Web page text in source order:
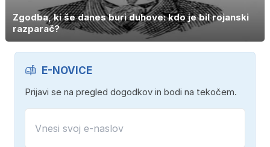
Zgodba, ki še danes buri duhove: kdo je bil rojanski
razparač?
E-NOVICE
Prijavi se na pregled dogodkov in bodi na tekočem.